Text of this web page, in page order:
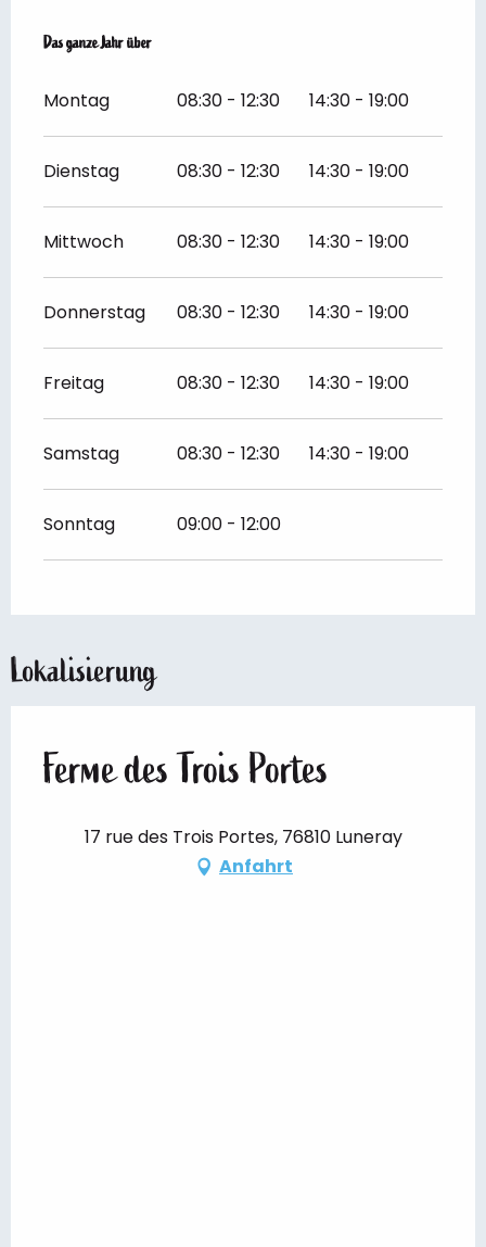
Das ganze Jahr über
Das ganze Jahr über
Montag 08:30 - 12:30 14:30 - 19:00
Dienstag 08:30 - 12:30 14:30 - 19:00
Mittwoch 08:30 - 12:30 14:30 - 19:00
Donnerstag 08:30 - 12:30 14:30 - 19:00
Freitag 08:30 - 12:30 14:30 - 19:00
Samstag 08:30 - 12:30 14:30 - 19:00
Sonntag 09:00 - 12:00
Lokalisierung
Ferme des Trois Portes
17 rue des Trois Portes, 76810 Luneray
Anfahrt